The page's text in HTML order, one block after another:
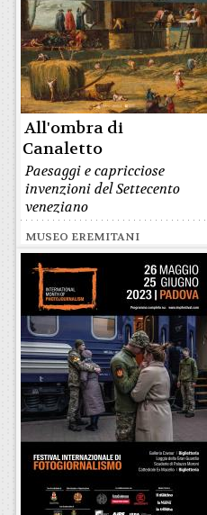
All'ombra di
Canaletto
Paesaggi e capricciose
invenzioni del Settecento
veneziano
MUSEO EREMITANI